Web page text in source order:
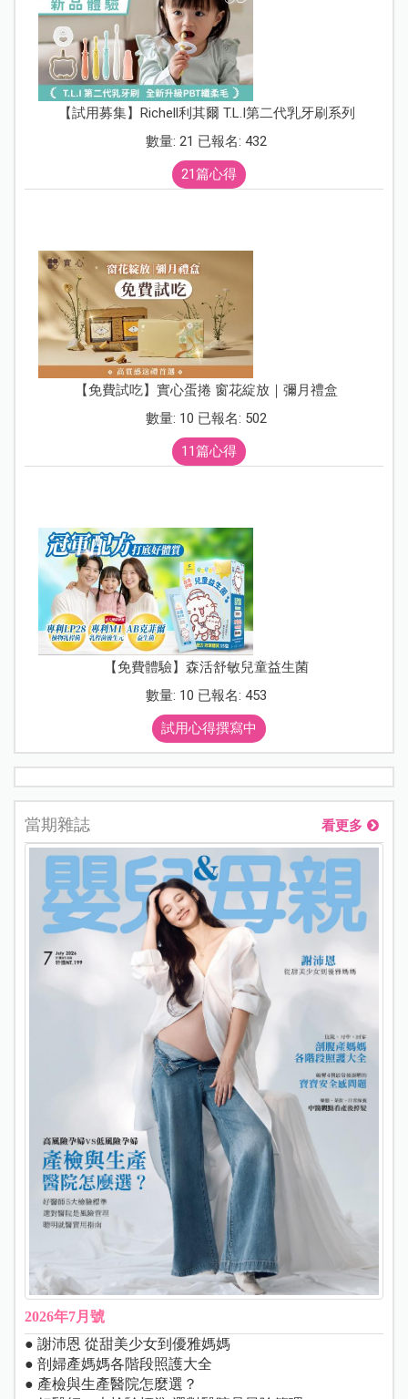
【試用募集】Richell利其爾 T.L.I第二代乳牙刷系列
數量: 21 已報名: 432
21篇心得
【免費試吃】實心蛋捲 窗花綻放｜彌月禮盒
數量: 10 已報名: 502
11篇心得
【免費體驗】森活舒敏兒童益生菌
數量: 10 已報名: 453
試用心得撰寫中
當期雜誌 看更多
2026年7月號
● 謝沛恩 從甜美少女到優雅媽媽
● 剖婦產媽媽各階段照護大全
● 產檢與生產醫院怎麼選？